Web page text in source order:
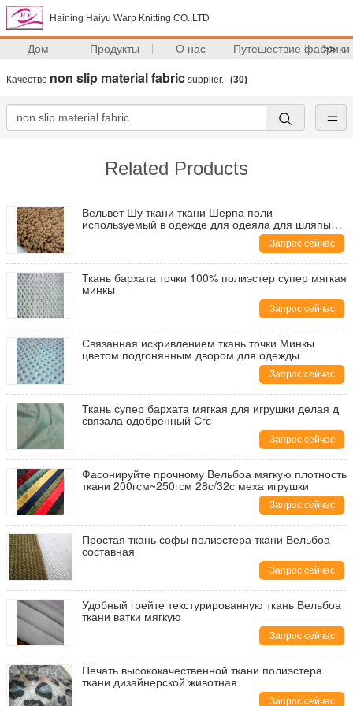
Haining Haiyu Warp Knitting CO.,LTD
Дом Продукты О нас Путешествие фабрики
>>
Качество non slip material fabric supplier. (30)
Related Products
Вельвет Шу ткани ткани Шерпа поли
используемый в одежде для одеяла для шляпы
Запрос сейчас
Ткань бархата точки 100% полиэстер супер мягкая
минкы
Запрос сейчас
Связанная искривлением ткань точки Минкы
цветом подгонянным двором для одежды
Запрос сейчас
Ткань супер бархата мягкая для игрушки делая д
связала одобренный Сгс
Запрос сейчас
Фасонируйте прочному Вельбоа мягкую плотность
ткани 200гсм~250гсм 28с/32с меха игрушки
Запрос сейчас
Простая ткань софы полиэстера ткани Вельбоа
составная
Запрос сейчас
Удобный грейте текстурированную ткань Вельбоа
ткани ватки мягкую
Запрос сейчас
Печать высококачественной ткани полиэстера
ткани дизайнерской животная
Запрос сейчас